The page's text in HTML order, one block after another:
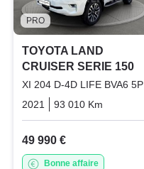
PRO
TOYOTA LAND
CRUISER SERIE 150
XI 204 D-4D LIFE BVA6 5P
2021
93 010 Km
49 990 €
Bonne affaire